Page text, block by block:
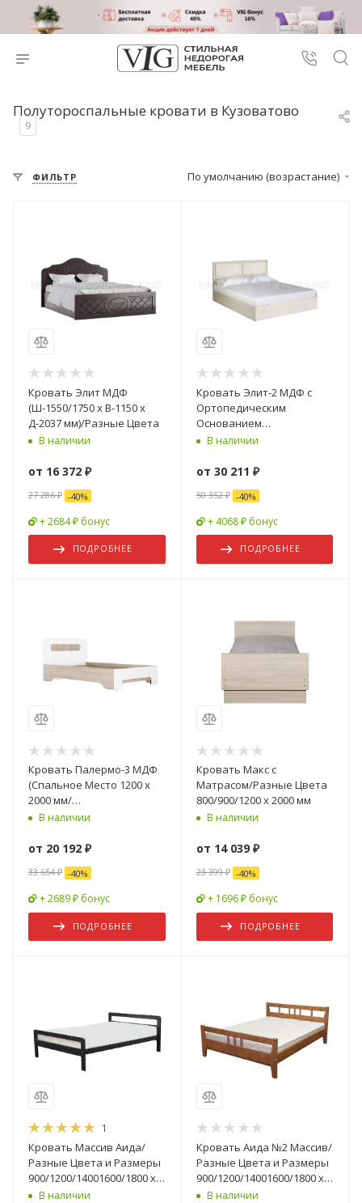
Полутороспальные кровати в Кузоватово
9
ФИЛЬТР По умолчанию (возрастание)
Кровать Элит МДФ
(Ш-1550/1750 х В-1150 х
Д-2037 мм)/Разные Цвета
В наличии
от 16 372 ₽
27 286 ₽ -40%
+ 2684 ₽ бонус
ПОДРОБНЕЕ
Кровать Элит-2 МДФ с
Ортопедическим
Основанием
(Ш-1200/1400/1600 х В-1000
В наличии
от 30 211 ₽
50 352 ₽ -40%
+ 4068 ₽ бонус
ПОДРОБНЕЕ
Кровать Палермо-3 МДФ
(Спальное Место 1200 х
2000 мм/
Ортопед.Основание)
В наличии
от 20 192 ₽
33 654 ₽ -40%
+ 2689 ₽ бонус
ПОДРОБНЕЕ
Кровать Макс с
Матрасом/Разные Цвета
800/900/1200 х 2000 мм
В наличии
от 14 039 ₽
23 399 ₽ -40%
+ 1696 ₽ бонус
ПОДРОБНЕЕ
1
Кровать Массив Аида/
Разные Цвета и Размеры
900/1200/14001600/1800 х
2000 мм
В наличии
Кровать Аида №2 Массив/
Разные Цвета и Размеры
900/1200/14001600/1800 х
2000 мм
В наличии